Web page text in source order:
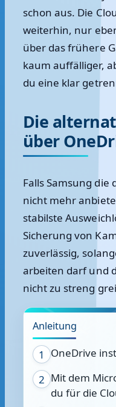
schon aus. Die
weiterhin, nur
über das frühere
kaum auffälliger,
du eine klar
Die
über
Falls Samsung
nicht mehr
stabilste
Sicherung von
zuverlässig,
arbeiten darf und
nicht zu streng
Anleitung
1
OneDrive
2 Mit dem
du für die